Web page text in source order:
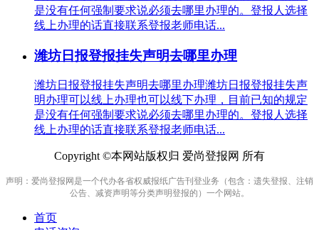
是没有任何强制要求说必须去哪里办理的。登报人选择
线上办理的话直接联系登报老师电话...
潍坊日报登报挂失声明去哪里办理
潍坊日报登报挂失声明去哪里办理潍坊日报登报挂失声
明办理可以线上办理也可以线下办理，目前已知的规定
是没有任何强制要求说必须去哪里办理的。登报人选择
线上办理的话直接联系登报老师电话...
Copyright ©本网站版权归 爱尚登报网 所有
声明：爱尚登报网是一个代办各省权威报纸广告刊登业务（包含：遗失登报、注销
公告、减资声明等分类声明登报的）一个网站。
首页